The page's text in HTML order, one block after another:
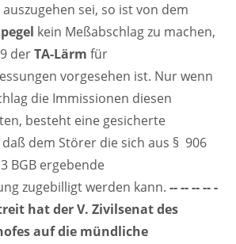
sei, so ist von dem
kein Meßabschlag zu machen,
derTA-Lärm für
vorgesehen ist. Nur wenn
die Immissionen diesen
besteht eine gesicherte
dem Störer die sich aus § 906
BGB ergebende
zugebilligt werden kann. -- -- -- -- -
hat der V. Zivilsenat des
auf die mündliche